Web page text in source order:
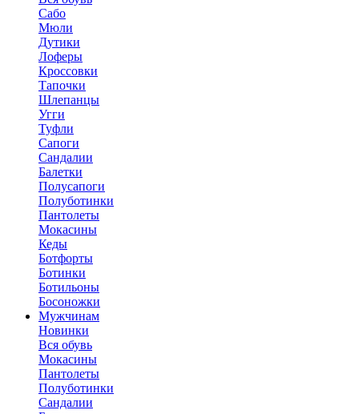
Сабо
Мюли
Дутики
Лоферы
Кроссовки
Тапочки
Шлепанцы
Угги
Туфли
Сапоги
Сандалии
Балетки
Полусапоги
Полуботинки
Пантолеты
Мокасины
Кеды
Ботфорты
Ботинки
Ботильоны
Босоножки
Мужчинам
Новинки
Вся обувь
Мокасины
Пантолеты
Полуботинки
Сандалии